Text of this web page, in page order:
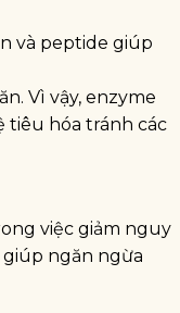
và peptide giúp
Vì vậy, enzyme
tiêu hóa tránh các
việc giảm nguy
giúp ngăn ngừa